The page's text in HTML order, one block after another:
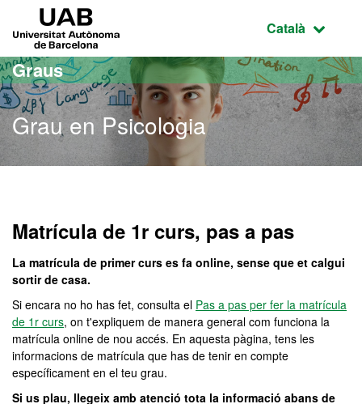
Ves al contingut principal
Ves a la navegació de la pàgina
Idioma
Català
Graus
Grau en Psicologia
Matrícula de 1r curs, pas a pas
La matrícula de primer curs es fa online, sense que et calgui
sortir de casa.
Si encara no ho has fet, consulta el Pas a pas per fer la matrícula
de 1r curs, on t'expliquem de manera general com funciona la
matrícula online de nou accés. En aquesta pàgina, tens les
informacions de matrícula que has de tenir en compte
específicament en el teu grau.
Si us plau, llegeix amb atenció tota la informació abans de